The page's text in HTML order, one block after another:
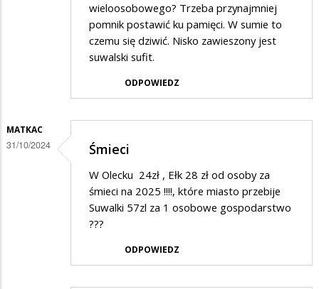
wieloosobowego? Trzeba przynajmniej
pomnik postawić ku pamięci. W sumie to
czemu się dziwić. Nisko zawieszony jest
suwalski sufit.
ODPOWIEDZ
MATKAC
31/10/2024 Śmieci
W Olecku 24zł , Ełk 28 zł od osoby za
śmieci na 2025 !!!!, które miasto przebije
Suwalki 57zl za 1 osobowe gospodarstwo
???
ODPOWIEDZ